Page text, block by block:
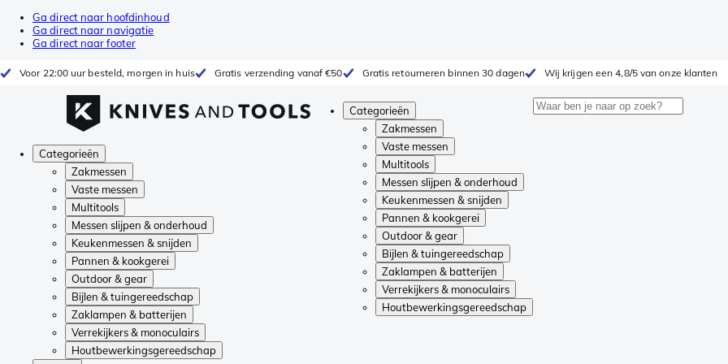
Ga direct naar hoofdinhoud
Ga direct naar navigatie
Ga direct naar footer
Voor 22:00 uur besteld, morgen in huis Gratis verzending vanaf €50 Gratis retourneren binnen 30 dagen Wij krijgen een 4,8/5 van onze klanten
Categorieën
Zakmessen
Vaste messen
Multitools
Messen slijpen & onderhoud
Keukenmessen & snijden
Pannen & kookgerei
Outdoor & gear
Bijlen & tuingereedschap
Zaklampen & batterijen
Verrekijkers & monoculairs
Houtbewerkingsgereedschap
Categorieën
Zakmessen
Vaste messen
Multitools
Messen slijpen & onderhoud
Keukenmessen & snijden
Pannen & kookgerei
Outdoor & gear
Bijlen & tuingereedschap
Zaklampen & batterijen
Verrekijkers & monoculairs
Houtbewerkingsgereedschap